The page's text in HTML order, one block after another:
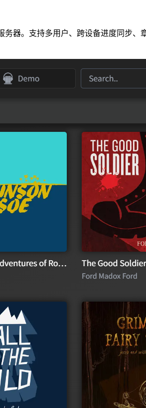
器。支持多用户、跨设备进度同步、